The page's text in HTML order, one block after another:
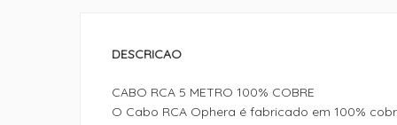
DESCRICAO
CABO RCA 5 METRO 100% COBRE
O Cabo RCA Ophera é fabricado em 100%